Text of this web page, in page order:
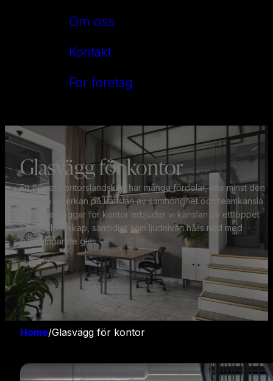
Om oss
Kontakt
För företag
Glasvägg för kontor
Ett öppet kontorslandskap har många fördelar, inte minst den
positiva inverkan på känslan av samhörighet och teamkänsla.
Med glasväggar för kontor erbjuder vi känslan av ett öppet
kontorslandskap, samtidigt som ljudnivån hålls ned med
ljuddämpande glas.
Home/Glasvägg för kontor